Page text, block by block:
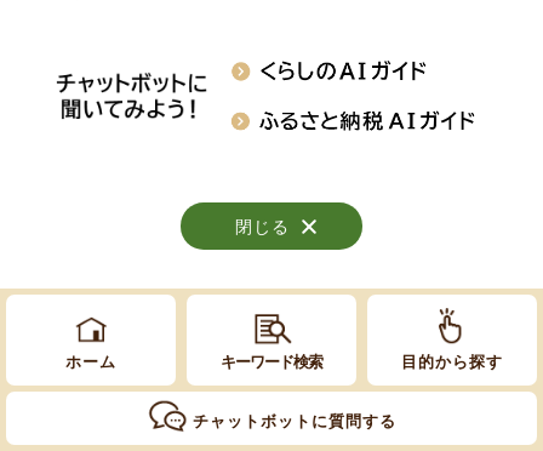
ホーム キーワード検索 目的から探す
チャットボットに質問する
知りたい情報を検索
閉じる
閉じる
閉じる